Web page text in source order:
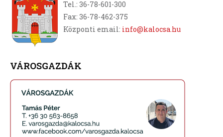
Tel.: 36-78-601-300
Fax: 36-78-462-375
Központi email: info@kalocsa.hu
VÁROSGAZDÁK